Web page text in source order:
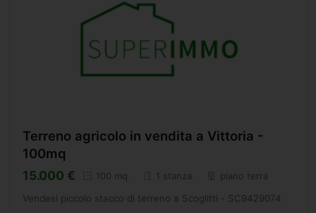
Terreno agricolo in vendita a Vittoria -
100mq
15.000 € 100 mq 1 stanza piano terra
Vendesi piccolo stacco di terreno a Scoglitti - SC9429074